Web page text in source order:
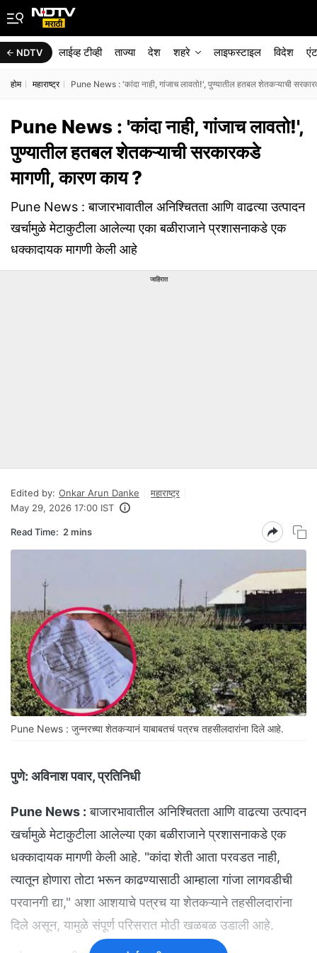
NDTV लाईव्ह टीव्ही ताज्या देश शहरे लाइफस्टाइल विदेश
होम महाराष्ट्र Pune News : 'कांदा नाही, गांजाच लावतो!', पुण्यातील हतबल शेतकऱ्याची
Pune News : 'कांदा नाही, गांजाच लावतो!',
पुण्यातील हतबल शेतकऱ्याची सरकारकडे
मागणी, कारण काय ?
Pune News : बाजारभावातील अनिश्चितता आणि वाढत्या उत्पादन
खर्चामुळे मेटाकुटीला आलेल्या एका बळीराजाने प्रशासनाकडे एक
धक्कादायक मागणी केली आहे
जाहिरात
Edited by: Onkar Arun Danke
महाराष्ट्र
May 29, 2026 17:00 IST
Read Time: 2 mins
Pune News : जुन्नरच्या शेतकऱ्यानं याबाबतचं पत्रच तहसीलदारांना दिले आहे.
पुणे: अविनाश पवार, प्रतिनिधी
Pune News : बाजारभावातील अनिश्चितता आणि वाढत्या उत्पादन
खर्चामुळे मेटाकुटीला आलेल्या एका बळीराजाने प्रशासनाकडे एक
धक्कादायक मागणी केली आहे. "कांदा शेती आता परवडत नाही,
त्यातून होणारा तोटा भरून काढण्यासाठी आम्हाला गांजा लागवडीची
परवानगी द्या," अशा आशयाचे पत्रच या शेतकऱ्याने तहसीलदारांना
दिले असून, यामुळे संपूर्ण परिसरात मोठी खळबळ उडाली आहे.